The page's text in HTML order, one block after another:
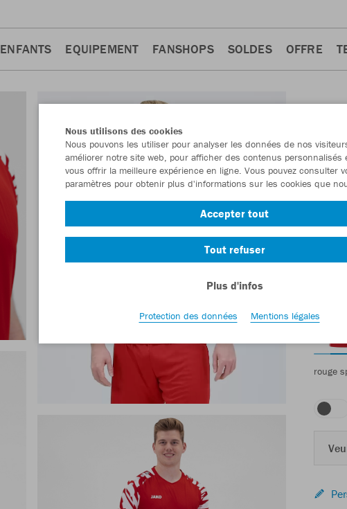
ENFANTS EQUIPEMENT FANSHOPS SOLDES OFFRE
En
rouge
Nous utilisons des cookies
Nous pouvons les utiliser pour analyser les données de nos
améliorer notre site web, pour afficher des contenus personnalisés
vous offrir la meilleure expérience en ligne. Vous pouvez consulter
paramètres pour obtenir plus d'informations sur les cookies que
Accepter tout
Tout refuser
Plus d'infos
Protection des données Mentions légales